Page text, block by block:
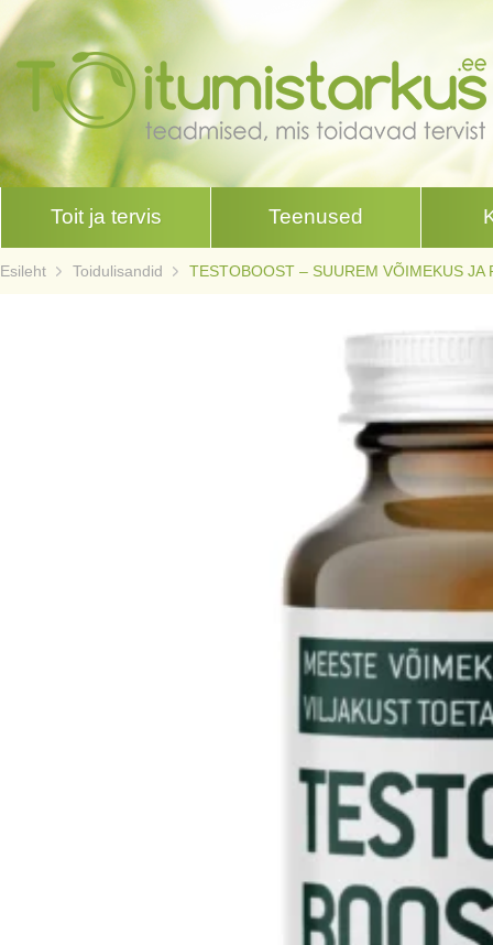
Toit ja tervis Teenused
Esileht Toidulisandid TESTOBOOST – SUUREM VÕIMEKUS JA